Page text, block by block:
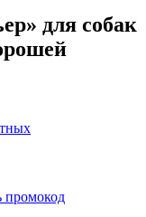
для собак
промокод